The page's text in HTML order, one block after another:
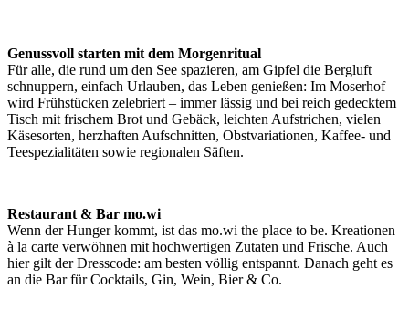
Genussvoll starten mit dem Morgenritual
Für alle, die rund um den See spazieren, am Gipfel die Bergluft
schnuppern, einfach Urlauben, das Leben genießen: Im Moserhof
wird Frühstücken zelebriert – immer lässig und bei reich gedecktem
Tisch mit frischem Brot und Gebäck, leichten Aufstrichen, vielen
Käsesorten, herzhaften Aufschnitten, Obstvariationen, Kaffee- und
Teespezialitäten sowie regionalen Säften.
Restaurant & Bar mo.wi
Wenn der Hunger kommt, ist das mo.wi the place to be. Kreationen
à la carte verwöhnen mit hochwertigen Zutaten und Frische. Auch
hier gilt der Dresscode: am besten völlig entspannt. Danach geht es
an die Bar für Cocktails, Gin, Wein, Bier & Co.